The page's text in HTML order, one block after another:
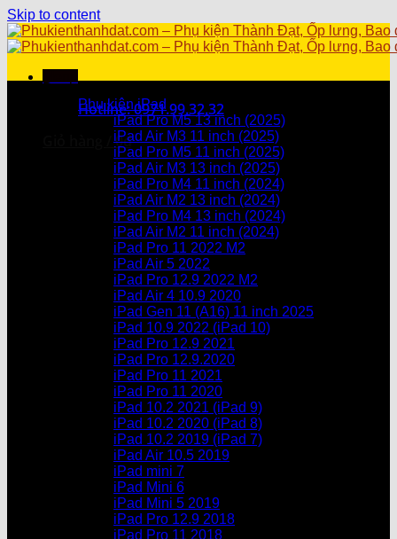
Skip to content
Hotline: 0971.99.32.32
Giỏ hàng /0₫
Chưa có sản phẩm trong giỏ hàng.
Chưa có sản phẩm trong giỏ hàng.
Danh mục sản phẩm
Phụ kiện iPad
iPad Pro M5 13 inch (2025)
iPad Air M3 11 inch (2025)
iPad Pro M5 11 inch (2025)
iPad Air M3 13 inch (2025)
iPad Pro M4 11 inch (2024)
iPad Air M2 13 inch (2024)
iPad Pro M4 13 inch (2024)
iPad Air M2 11 inch (2024)
iPad Pro 11 2022 M2
iPad Air 5 2022
iPad Pro 12.9 2022 M2
iPad Air 4 10.9 2020
iPad Gen 11 (A16) 11 inch 2025
iPad 10.9 2022 (iPad 10)
iPad Pro 12.9 2021
iPad Pro 12.9.2020
iPad Pro 11 2021
iPad Pro 11 2020
iPad 10.2 2021 (iPad 9)
iPad 10.2 2020 (iPad 8)
iPad 10.2 2019 (iPad 7)
iPad Air 10.5 2019
iPad mini 7
iPad Mini 6
iPad Mini 5 2019
iPad Pro 12.9 2018
iPad Pro 11 2018